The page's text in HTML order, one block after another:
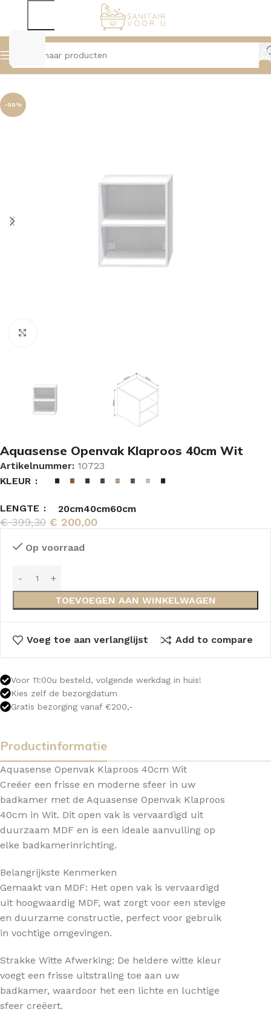
Home Badmeubelen Openvakken
-50%
Aquasense Openvak Klaproos 40cm Wit
Artikelnummer: 10723
KLEUR
LENGTE 20cm40cm60cm
€399,30 € 200,00
Op voorraad
TOEVOEGEN AAN WINKELWAGEN
Voeg toe aan verlanglijst Add to compare
Voor 11:00u besteld, volgende werkdag in huis!
Kies zelf de bezorgdatum
Gratis bezorging vanaf €200,-
Productinformatie
Aquasense Openvak Klaproos 40cm Wit
Creëer een frisse en moderne sfeer in uw
badkamer met de Aquasense Openvak Klaproos
40cm in Wit. Dit open vak is vervaardigd uit
duurzaam MDF en is een ideale aanvulling op
elke badkamerinrichting.
Belangrijkste Kenmerken
Gemaakt van MDF: Het open vak is vervaardigd
uit hoogwaardig MDF, wat zorgt voor een stevige
en duurzame constructie, perfect voor gebruik
in vochtige omgevingen.
Strakke Witte Afwerking: De heldere witte kleur
voegt een frisse uitstraling toe aan uw
badkamer, waardoor het een lichte en luchtige
sfeer creëert.